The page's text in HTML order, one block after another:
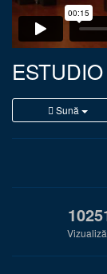
Sună